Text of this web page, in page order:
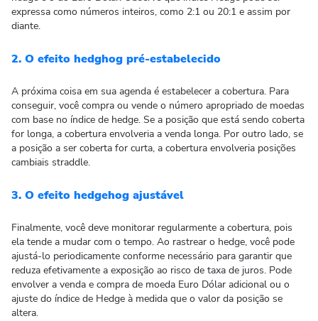
expressa como números inteiros, como 2:1 ou 20:1 e assim por
diante.
2. O efeito hedghog pré-estabelecido
A próxima coisa em sua agenda é estabelecer a cobertura. Para
conseguir, você compra ou vende o número apropriado de moedas
com base no índice de hedge. Se a posição que está sendo coberta
for longa, a cobertura envolveria a venda longa. Por outro lado, se
a posição a ser coberta for curta, a cobertura envolveria posições
cambiais straddle.
3. O efeito hedgehog ajustável
Finalmente, você deve monitorar regularmente a cobertura, pois
ela tende a mudar com o tempo. Ao rastrear o hedge, você pode
ajustá-lo periodicamente conforme necessário para garantir que
reduza efetivamente a exposição ao risco de taxa de juros. Pode
envolver a venda e compra de moeda Euro Dólar adicional ou o
ajuste do índice de Hedge à medida que o valor da posição se
altera.